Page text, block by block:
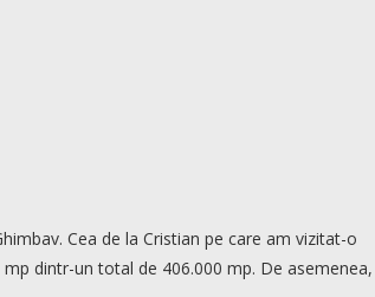
Cea de la Cristian pe care am vizitat-o
dintr-un total de 406.000 mp. De asemenea,